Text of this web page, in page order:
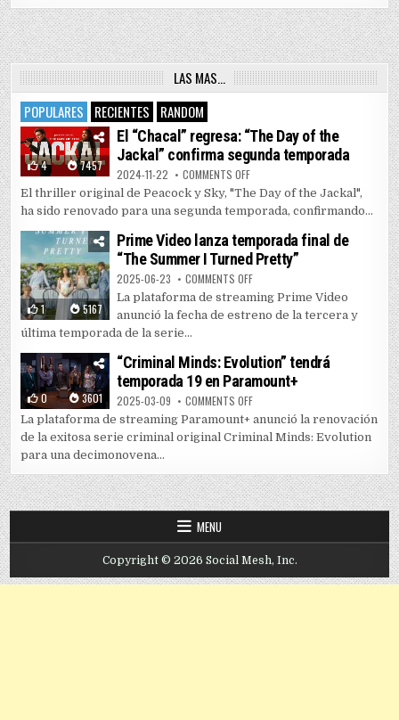
LAS MAS…
POPULARES
RECIENTES RANDOM
4 7457
El “Chacal” regresa: “The Day of the
Jackal” confirma segunda temporada
2024-11-22 COMMENTS OFFON EL “CHACAL” REGRESA: “THE
El thriller original de Peacock y Sky, "The Day of the Jackal",
ha sido renovado para una segunda temporada, confirmando...
1 5167
Prime Video lanza temporada final de
“The Summer I Turned Pretty”
2025-06-23 COMMENTS OFFON PRIME VIDEO LANZA
La plataforma de streaming Prime Video
anunció la fecha de estreno de la tercera y
última temporada de la serie...
0 3601
“Criminal Minds: Evolution” tendrá
temporada 19 en Paramount+
2025-03-09 COMMENTS OFFON “CRIMINAL MINDS:
La plataforma de streaming Paramount+ anunció la renovación
de la exitosa serie criminal original Criminal Minds: Evolution
para una decimonovena...
MENU
Copyright © 2026 Social Mesh, Inc.